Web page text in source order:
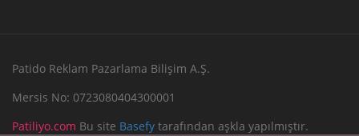
Patido Reklam Pazarlama Bilişim A.Ş.
Mersis No: 0723080404300001
Patiliyo.com Bu site Basefy tarafından aşkla yapılmıştır.